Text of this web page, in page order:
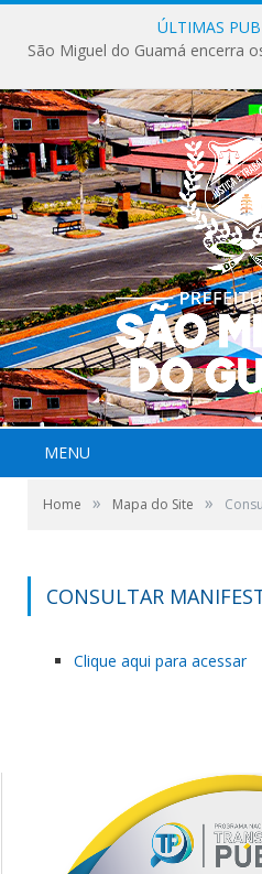
ÚLTIMAS
MENU
Home » Mapa do Site »
CONSULTAR
Clique aqui para acessar